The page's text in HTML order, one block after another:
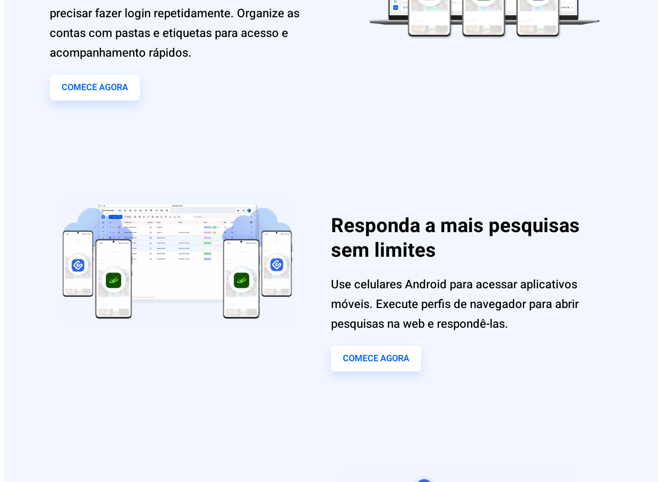
precisar fazer login repetidamente. Organize as
contas com pastas e etiquetas para acesso e
acompanhamento rápidos.
COMECE AGORA
Responda a mais pesquisas
sem limites
Use celulares Android para acessar aplicativos
móveis. Execute perfis de navegador para abrir
pesquisas na web e respondê-las.
COMECE AGORA